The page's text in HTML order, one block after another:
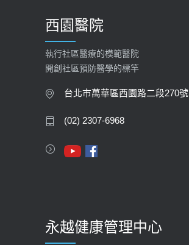
西園醫院
執行社區醫療的模範醫院
開創社區預防醫學的標竿
台北市萬華區西園路二段270號
(02) 2307-6968
永越健康管理中心